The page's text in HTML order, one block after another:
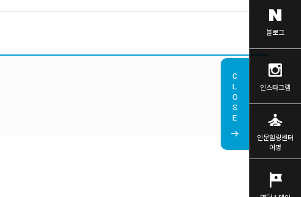
블로그
인스타그램
self_improvement
인문힐링센터
여명
tour
CLOSE